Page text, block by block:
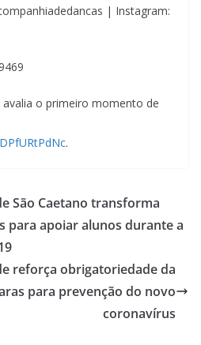
| Instagram:
o primeiro momento de
.
São Caetano transforma
para apoiar alunos durante a
reforça obrigatoriedade da
para prevenção do novo
coronavírus